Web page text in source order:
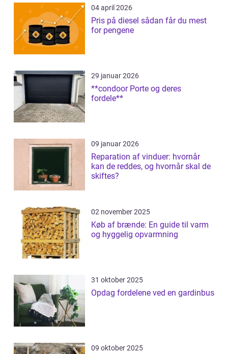
04 april 2026
Pris på diesel sådan får du mest
for pengene
29 januar 2026
**condoor Porte og deres
fordele**
09 januar 2026
Reparation af vinduer: hvornår
kan de reddes, og hvornår skal de
skiftes?
02 november 2025
Køb af brænde: En guide til varm
og hyggelig opvarmning
31 oktober 2025
Opdag fordelene ved en gardinbus
09 oktober 2025